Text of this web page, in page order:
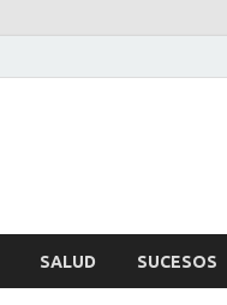
SALUD SUCESOS